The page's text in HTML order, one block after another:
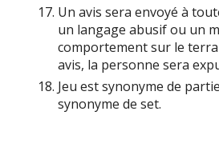
Un avis sera envoyé à
un langage abusif ou un
comportement sur le
avis, la personne sera
Jeu est synonyme de
synonyme de set.